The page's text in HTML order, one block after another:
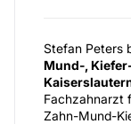
Stefan Peters
Mund-,
Fachzahnarzt
Zahn-Mund-